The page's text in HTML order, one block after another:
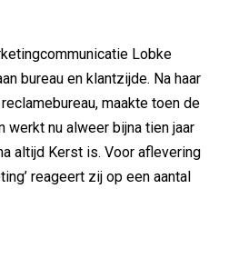
Lobke
bureau en klantzijde. Na haar
maakte toen de
werkt nu alweer bijna tien jaar
altijd Kerst is. Voor aflevering
reageert zij op een aantal